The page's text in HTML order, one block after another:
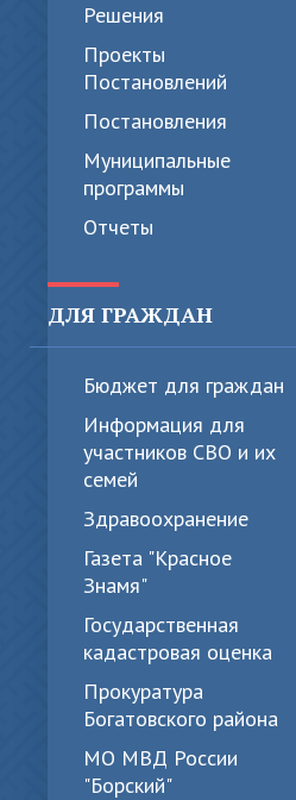
Решения
Проекты
Постановлений
Постановления
Муниципальные
программы
Отчеты
ДЛЯ ГРАЖДАН
Бюджет для граждан
Информация для
участников СВО и их
семей
Здравоохранение
Газета "Красное
Знамя"
Государственная
кадастровая оценка
Прокуратура
Богатовского района
МО МВД России
"Борский"